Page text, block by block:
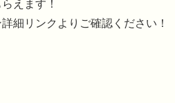
えます！
細リンクよりご確認ください！